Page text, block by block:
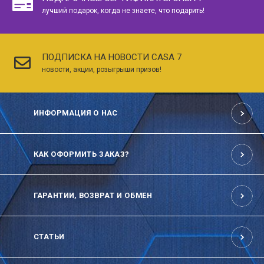
лучший подарок, когда не знаете, что подарить!
ПОДПИСКА НА НОВОСТИ CASA 7
новости, акции, розыгрыши призов!
ИНФОРМАЦИЯ О НАС
КАК ОФОРМИТЬ ЗАКАЗ?
ГАРАНТИИ, ВОЗВРАТ И ОБМЕН
СТАТЬИ